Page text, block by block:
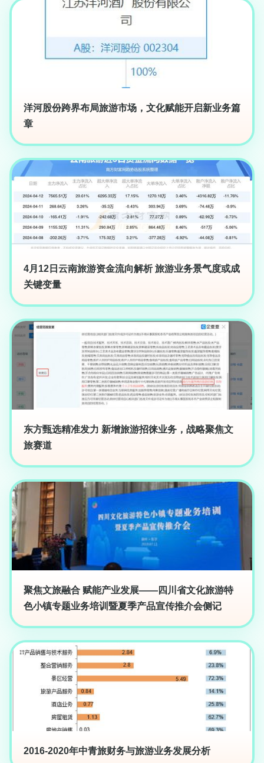
洋河股份跨界布局旅游市场，文化赋能开启新业务篇
章
4月12日云南旅游资金流向解析 旅游业务景气度或成
关键变量
东方甄选精准发力 新增旅游招徕业务，战略聚焦文
旅赛道
聚焦文旅融合 赋能产业发展——四川省文化旅游特
色小镇专题业务培训暨夏季产品宣传推介会侧记
2016-2020年中青旅财务与旅游业务发展分析